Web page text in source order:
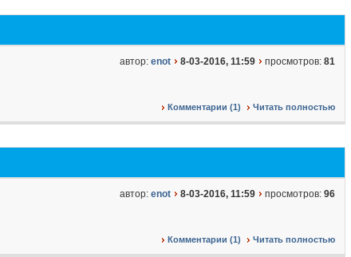
автор: enot 8-03-2016, 11:59 просмотров: 81
Комментарии (1) Читать полностью
автор: enot 8-03-2016, 11:59 просмотров: 96
Комментарии (1) Читать полностью